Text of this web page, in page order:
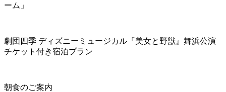
ーム」
劇団四季 ディズニーミュージカル『美女と野獣』舞浜公演
チケット付き宿泊プラン
朝食のご案内